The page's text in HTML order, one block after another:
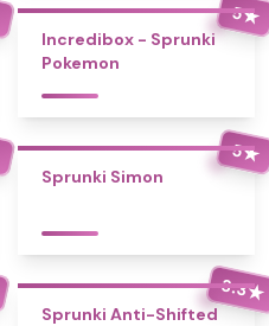
5★
Incredibox - Sprunki
Pokemon
5★
Sprunki Simon
3.3★
Sprunki Anti-Shifted